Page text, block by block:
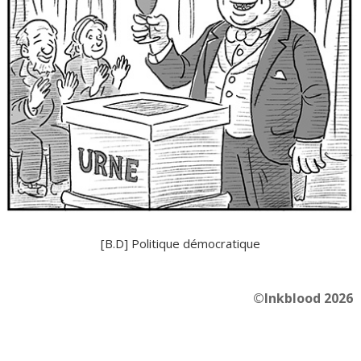
[B.D] Politique démocratique
©Inkblood 2026